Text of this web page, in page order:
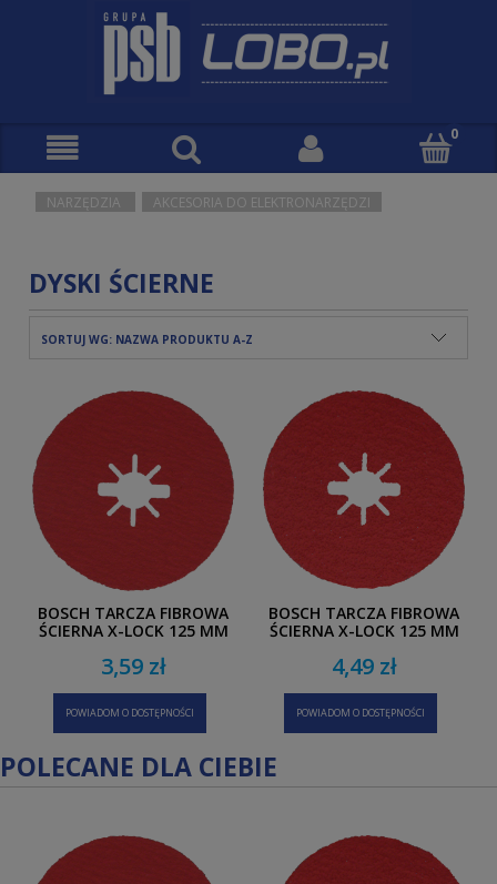
NARZĘDZIA AKCESORIA DO ELEKTRONARZĘDZI
DYSKI ŚCIERNE
SORTUJ WG: NAZWA PRODUKTU A-Z
BOSCH TARCZA FIBROWA
ŚCIERNA X-LOCK 125 MM
3,59 zł
POWIADOM O DOSTĘPNOŚCI
BOSCH TARCZA FIBROWA
ŚCIERNA X-LOCK 125 MM
4,49 zł
POWIADOM O DOSTĘPNOŚCI
POLECANE DLA CIEBIE